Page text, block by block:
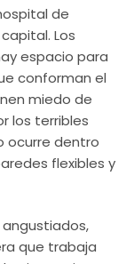
de
Los
espacio para
conforman el
miedo de
los terribles
ocurre dentro
flexibles y
que trabaja